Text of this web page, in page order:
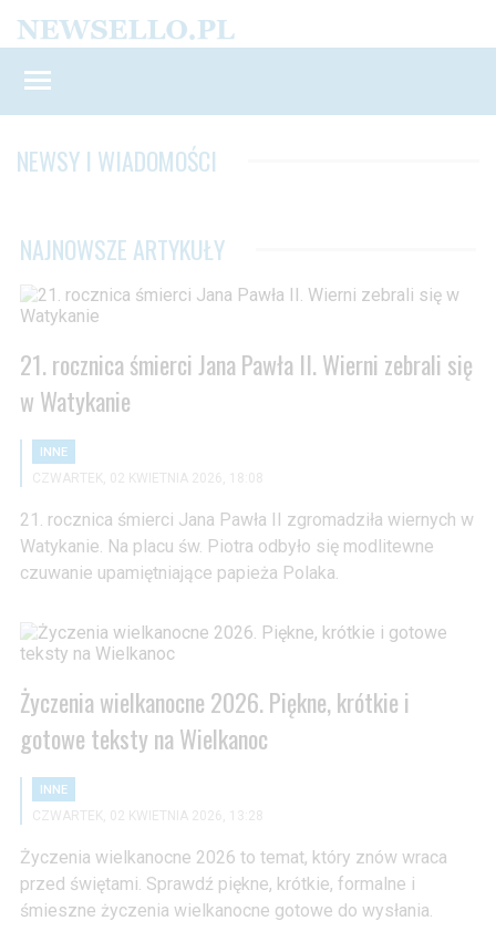
NEWSY I WIADOMOŚCI
NAJNOWSZE ARTYKUŁY
21. rocznica śmierci Jana Pawła II. Wierni zebrali się
w Watykanie
INNE
CZWARTEK, 02 KWIETNIA 2026, 18:08
21. rocznica śmierci Jana Pawła II zgromadziła wiernych w
Watykanie. Na placu św. Piotra odbyło się modlitewne
czuwanie upamiętniające papieża Polaka.
Życzenia wielkanocne 2026. Piękne, krótkie i
gotowe teksty na Wielkanoc
INNE
CZWARTEK, 02 KWIETNIA 2026, 13:28
Życzenia wielkanocne 2026 to temat, który znów wraca
przed świętami. Sprawdź piękne, krótkie, formalne i
śmieszne życzenia wielkanocne gotowe do wysłania.